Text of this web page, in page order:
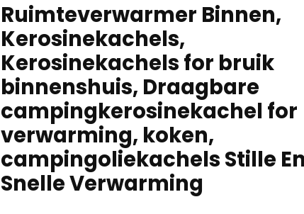
Ruimteverwarmer Binnen,
Kerosinekachels,
Kerosinekachels for bruik
binnenshuis, Draagbare
campingkerosinekachel for
verwarming, koken,
campingoliekachels Stille
Snelle Verwarming